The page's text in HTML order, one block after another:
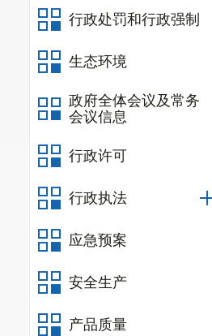
行政处罚和行政强制
生态环境
政府全体会议及常务
会议信息
行政许可
行政执法
应急预案
安全生产
产品质量